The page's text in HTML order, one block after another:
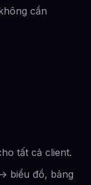
cần
tất cả client.
biểu đồ, bảng